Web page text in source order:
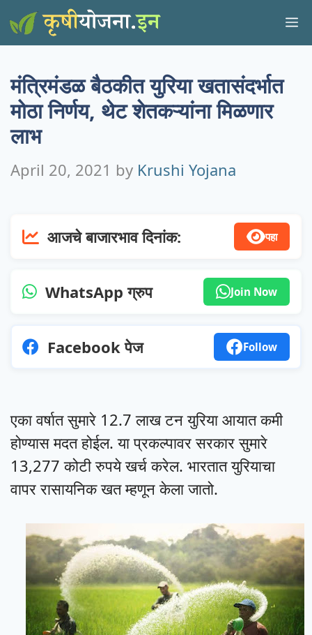
Skip
to
मंत्रिमंडळ बैठकीत युरिया खतासंदर्भात
मोठा निर्णय, थेट शेतकऱ्यांना मिळणार
लाभ
April 20, 2021 by Krushi Yojana
आजचे बाजारभाव दिनांक: पहा
WhatsApp ग्रुप Join Now
Facebook पेज Follow
एका वर्षात सुमारे 12.7 लाख टन युरिया आयात कमी
होण्यास मदत होईल. या प्रकल्पावर सरकार सुमारे
13,277 कोटी रुपये खर्च करेल. भारतात युरियाचा
वापर रासायनिक खत म्हणून केला जातो.